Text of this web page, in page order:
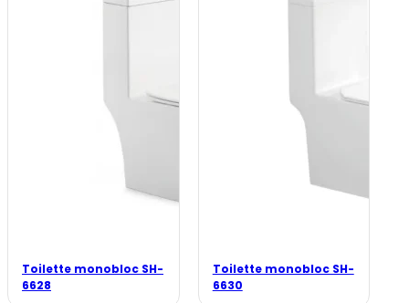
Toilette monobloc SH-
6628
Toilette monobloc SH-
6630